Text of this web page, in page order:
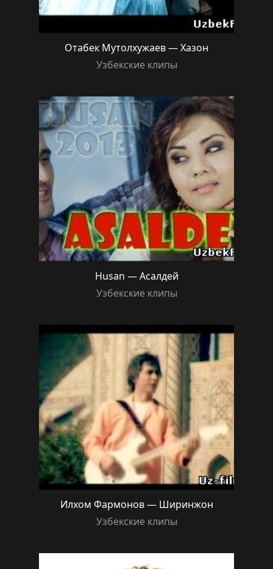
Отабек Мутолхужаев — Хазон
Узбекские клипы
Husan — Асалдей
Узбекские клипы
Илхом Фармонов — Ширинжон
Узбекские клипы